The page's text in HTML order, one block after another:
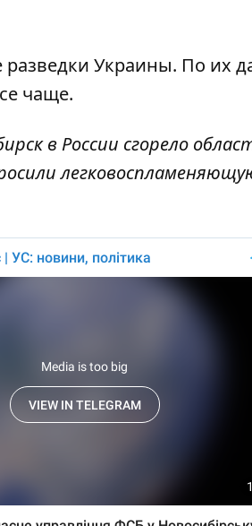
разведки Украины. По их
чаще.
в России сгорело